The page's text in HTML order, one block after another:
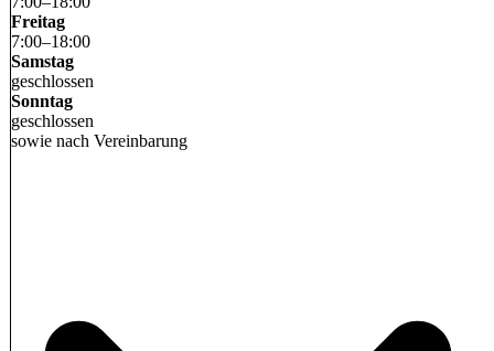
Freitag
7:00–18:00
Samstag
geschlossen
Sonntag
geschlossen
sowie nach Vereinbarung